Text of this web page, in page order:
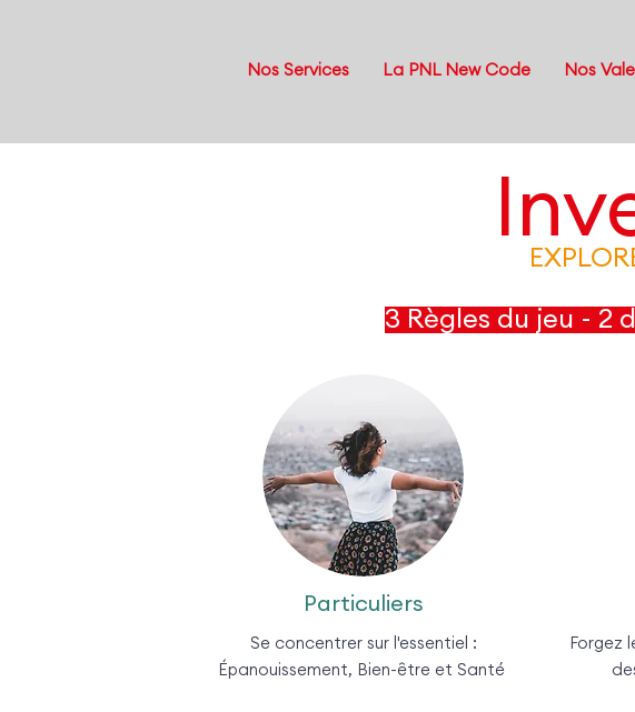
Nos Services La PNL New Code Nos
3 Règles du jeu - 2
Particuliers
Se concentrer sur l'essentiel :
Épanouissement, Bien-être et Santé
Forgez